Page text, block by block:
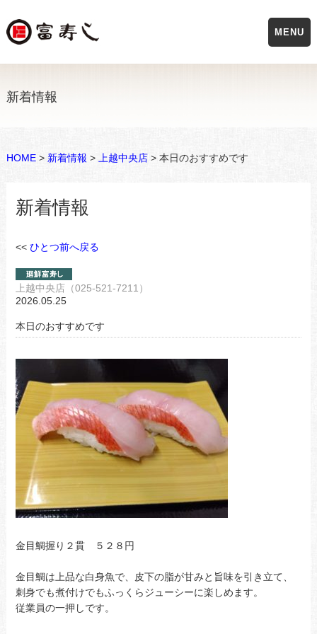
新着情報
HOME> 新着情報 > 上越中央店> 本日のおすすめです
新着情報
<< ひとつ前へ戻る
上越中央店（025-521-7211）
2026.05.25
本日のおすすめです
金目鯛握り２貫 ５２８円
金目鯛は上品な白身魚で、皮下の脂が甘みと旨味を引き立て、
刺身でも煮付けでもふっくらジューシーに楽しめます。
従業員の一押しです。
MENU